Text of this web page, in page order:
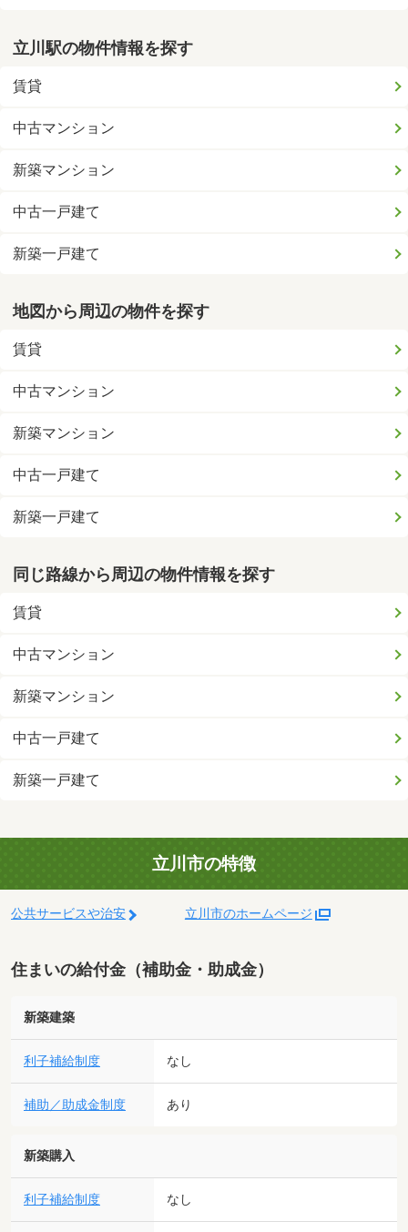
立川駅の物件情報を探す
賃貸
中古マンション
新築マンション
中古一戸建て
新築一戸建て
地図から周辺の物件を探す
賃貸
中古マンション
新築マンション
中古一戸建て
新築一戸建て
同じ路線から周辺の物件情報を探す
賃貸
中古マンション
新築マンション
中古一戸建て
新築一戸建て
立川市の特徴
公共サービスや治安 立川市のホームページ
住まいの給付金（補助金・助成金）
新築建築
利子補給制度 なし
補助／助成金制度 あり
新築購入
利子補給制度 なし